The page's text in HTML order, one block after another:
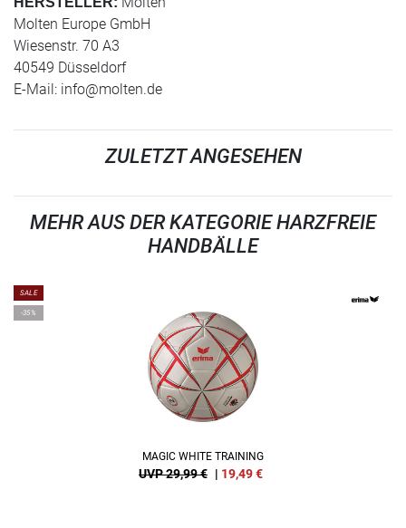
Molten Europe GmbH
Wiesenstr. 70 A3
40549 Düsseldorf
E-Mail: info@molten.de
ZULETZT ANGESEHEN
MEHR AUS DER KATEGORIE HARZFREIE
HANDBÄLLE
SALE
-35%
MAGIC WHITE TRAINING
UVP 29,99 € | 19,49€